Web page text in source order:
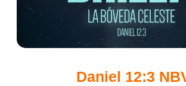
Daniel 12:3